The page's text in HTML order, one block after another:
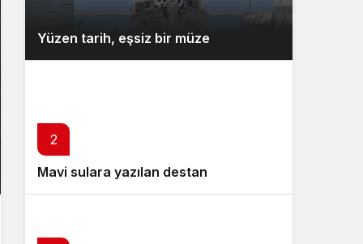
Yüzen tarih, eşsiz bir müze
2
Mavi sulara yazılan destan